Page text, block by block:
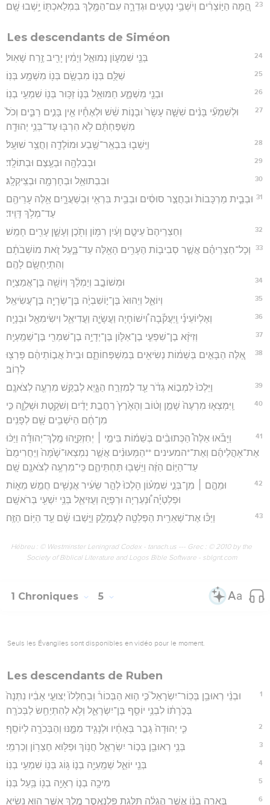
23 הֵ֚מָּה הַיּ֣וֹצְרִ֔ים וְיֹשְׁבֵ֥י נְטָעִ֖ים וּגְדֵרָ֑ה עִם־הַמֶּ֥לֶךְ בִּמְלַאכְתּ֖וֹ יָ֥שְׁבוּ שָֽׁם׃
Les descendants de Siméon
24 בְּנֵ֖י שִׁמְע֑וֹן נְמוּאֵ֣ל וְיָמִ֔ין יָרִ֖יב זֶ֥רַח שָׁאֽוּל׃
25 שַׁלֻּ֥ם בְּנ֛וֹ מִבְשָׂ֥ם בְּנ֖וֹ מִשְׁמָ֥ע בְּנֽוֹ׃
26 וּבְנֵ֖י מִשְׁמָ֑ע חַמּוּאֵ֥ל בְּנ֛וֹ זַכּ֥וּר בְּנ֖וֹ שִׁמְעִ֥י בְנֽוֹ׃
27
וּלְשִׁמְעִ֞י בָּנִ֨ים שִׁשָּׁ֤ה עָשָׂר֙ וּבָנ֣וֹת שֵׁ֔שׁ וּלְאֶחָ֕יו אֵ֖ין בָּנִ֣ים רַבִּ֑ים וְכֹל֙
מִשְׁפַּחְתָּ֔ם לֹ֥א הִרְבּ֖וּ עַד־בְּנֵ֥י יְהוּדָֽה׃
28 וַיֵּֽשְׁב֛וּ בִּבְאֵֽר־שֶׁ֥בַע וּמוֹלָדָ֖ה וַחֲצַ֥ר שׁוּעָֽל׃
29 וּבְבִלְהָ֥ה וּבְעֶ֖צֶם וּבְתוֹלָֽד׃
30 וּבִבְתוּאֵ֥ל וּבְחָרְמָ֖ה וּבְצִֽיקְלָֽג׃
31 וּבְבֵ֤ית מַרְכָּבוֹת֙ וּבַחֲצַ֣ר סוּסִ֔ים וּבְבֵ֥ית בִּרְאִ֖י וּֽבְשַׁעֲרָ֑יִם אֵ֥לֶּה עָרֵיהֶ֖ם
עַד־מְלֹ֥ךְ דָּוִֽיד׃
32 וְחַצְרֵיהֶם֙ עֵיטָ֣ם וָעַ֔יִן רִמּ֥וֹן וְתֹ֖כֶן וְעָשָׁ֑ן עָרִ֖ים חָמֵֽשׁ׃
33
וְכָל־חַצְרֵיהֶ֗ם אֲשֶׁ֧ר סְבִיב֛וֹת הֶעָרִ֥ים הָאֵ֖לֶּה עַד־בָּ֑עַל זֹ֚את מוֹשְׁבֹתָ֔ם
וְהִתְיַחְשָׂ֖ם לָהֶֽם׃
34 וּמְשׁוֹבָ֣ב וְיַמְלֵ֔ךְ וְיוֹשָׁ֖ה בֶּן־אֲמַצְיָֽה׃
35 וְיוֹאֵ֑ל וְיֵהוּא֙ בֶּן־י֣וֹשִׁבְיָ֔ה בֶּן־שְׂרָיָ֖ה בֶּן־עֲשִׂיאֵֽל׃
36 וְאֶלְיוֹעֵינַ֡י וְֽיַעֲקֹ֡בָה וִ֠ישׁוֹחָיָה וַעֲשָׂיָ֧ה וַעֲדִיאֵ֛ל וִישִׂימִאֵ֖ל וּבְנָיָֽה׃
37 וְזִיזָ֨א בֶן־שִׁפְעִ֧י בֶן־אַלּ֛וֹן בֶּן־יְדָיָ֥ה בֶן־שִׁמְרִ֖י בֶּן־שְׁמַֽעְיָֽה׃
38
אֵ֚לֶּה הַבָּאִ֣ים בְּשֵׁמ֔וֹת נְשִׂיאִ֖ים בְּמִשְׁפְּחוֹתָ֑ם וּבֵית֙ אֲב֣וֹתֵיהֶ֔ם פָּרְצ֖וּ
לָרֽוֹב׃
39 וַיֵּלְכוּ֙ לִמְב֣וֹא גְדֹ֔ר עַ֖ד לְמִזְרַ֣ח הַגָּ֑יְא לְבַקֵּ֥שׁ מִרְעֶ֖ה לְצֹאנָֽם׃
40
וַֽיִּמְצְא֤וּ מִרְעֶה֙ שָׁמֵ֣ן וָט֔וֹב וְהָאָ֙רֶץ֙ רַחֲבַ֣ת יָדַ֔יִם וְשֹׁקֶ֖טֶת וּשְׁלֵוָ֑ה כִּ֣י
מִן־חָ֔ם הַיֹּשְׁבִ֥ים שָׁ֖ם לְפָנִֽים׃
41
וַיָּבֹ֡אוּ אֵלֶּה֩ הַכְּתוּבִ֨ים בְּשֵׁמ֜וֹת בִּימֵ֣י ׀ יְחִזְקִיָּ֣הוּ מֶֽלֶךְ־יְהוּדָ֗ה וַיַּכּ֨וּ
אֶת־אָהֳלֵיהֶ֜ם וְאֶת־*המעינים **הַמְּעוּנִ֨ים אֲשֶׁ֤ר נִמְצְאוּ־שָׁ֙מָּה֙ וַיַּחֲרִימֻם֙
עַד־הַיּ֣וֹם הַזֶּ֔ה וַיֵּשְׁב֖וּ תַּחְתֵּיהֶ֑ם כִּֽי־מִרְעֶ֥ה לְצֹאנָ֖ם שָֽׁם׃
42
וּמֵהֶ֣ם ׀ מִן־בְּנֵ֣י שִׁמְע֗וֹן הָלְכוּ֙ לְהַ֣ר שֵׂעִ֔יר אֲנָשִׁ֖ים חֲמֵ֣שׁ מֵא֑וֹת
וּפְלַטְיָ֡ה וּ֠נְעַרְיָה וּרְפָיָ֧ה וְעֻזִּיאֵ֛ל בְּנֵ֥י יִשְׁעִ֖י בְּרֹאשָֽׁם׃
43 וַיַּכּ֕וּ אֶת־שְׁאֵרִ֥ית הַפְּלֵטָ֖ה לַעֲמָלֵ֑ק וַיֵּ֣שְׁבוּ שָׁ֔ם עַ֖ד הַיּ֥וֹם הַזֶּֽה׃
Hébreu : © Westminster Leningrad Codex - tanach.us --- Grec : © 2010 by the
Society of Biblical Literature and Logos Bible Software - sblgnt.com
1 Chroniques 5
Seuls les Évangiles sont disponibles en vidéo pour le moment.
Les descendants de Ruben
1
וּבְנֵ֨י רְאוּבֵ֥ן בְּכֽוֹר־יִשְׂרָאֵל֮ כִּ֣י ה֣וּא הַבְּכוֹר֒ וּֽבְחַלְּלוֹ֙ יְצוּעֵ֣י אָבִ֔יו נִתְּנָה֙
בְּכֹ֣רָת֔וֹ לִבְנֵ֥י יוֹסֵ֖ף בֶּן־יִשְׂרָאֵ֑ל וְלֹ֥א לְהִתְיַחֵ֖שׂ לַבְּכֹרָֽה׃
2 כִּ֤י יְהוּדָה֙ גָּבַ֣ר בְּאֶחָ֔יו וּלְנָגִ֖יד מִמֶּ֑נּוּ וְהַבְּכֹרָ֖ה לְיוֹסֵֽף׃
3 בְּנֵ֥י רְאוּבֵ֖ן בְּכ֣וֹר יִשְׂרָאֵ֑ל חֲנ֥וֹךְ וּפַלּ֖וּא חֶצְר֥וֹן וְכַרְמִֽי׃
4 בְּנֵ֖י יוֹאֵ֑ל שְׁמַֽעְיָ֥ה בְנ֛וֹ גּ֥וֹג בְּנ֖וֹ שִׁמְעִ֥י בְנֽוֹ׃
5 מִיכָ֥ה בְנ֛וֹ רְאָיָ֥ה בְנ֖וֹ בַּ֥עַל בְּנֽוֹ׃
6 בְּאֵרָ֣ה בְנ֔וֹ אֲשֶׁ֣ר הֶגְלָ֔ה תִּלְּגַ֥ת פִּלְנְאֶ֖סֶר מֶ֣לֶךְ אַשֻּׁ֑ר ה֥וּא נָשִׂ֖יא